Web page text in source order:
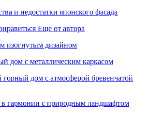
и недостатки японского фасада
Еще от автора
изогнутым дизайном
дом с металлическим каркасом
дом с атмосферой бревенчатой
в гармонии с природным ландшафтом